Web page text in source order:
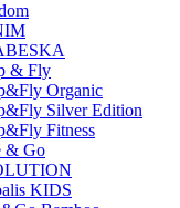
& Fly
Organic
Silver Edition
Fitness
& Go
KIDS